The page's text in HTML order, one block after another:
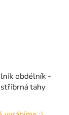
obdélník -
tahy